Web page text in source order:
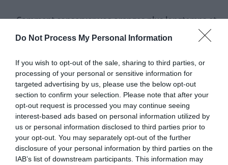
Do Not Process My Personal Information
If you wish to opt-out of the sale, sharing to third parties, or
processing of your personal or sensitive information for
targeted advertising by us, please use the below opt-out
section to confirm your selection. Please note that after your
opt-out request is processed you may continue seeing
interest-based ads based on personal information utilized by
us or personal information disclosed to third parties prior to
your opt-out. You may separately opt-out of the further
disclosure of your personal information by third parties on the
IAB’s list of downstream participants. This information may
Comment conserver vos oranges plus longtemps et
éviter le gaspillage
ultra rafraîchissante
Laisser un commentaire
Votre adresse e-mail ne sera pas publiée.Les champs
obligatoires sont indiqués avec*